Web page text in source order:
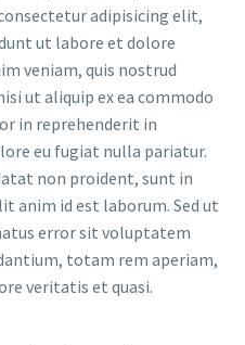
adipisicing elit,
ut labore et dolore
veniam, quis nostrud
ut aliquip ex ea commodo
in reprehenderit in
eu fugiat nulla pariatur.
non proident, sunt in
anim id est laborum. Sed ut
error sit voluptatem
totam rem aperiam,
veritatis et quasi.